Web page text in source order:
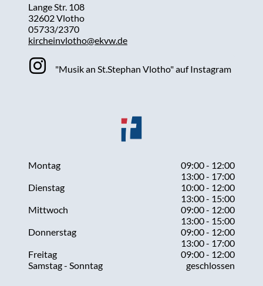
Lange Str. 108
32602 Vlotho
05733/2370
kircheinvlotho@ekvw.de
"Musik an St.Stephan Vlotho" auf Instagram
Montag
09:00 - 12:00
13:00 - 17:00
Dienstag
10:00 - 12:00
13:00 - 15:00
Mittwoch
09:00 - 12:00
13:00 - 15:00
Donnerstag
09:00 - 12:00
13:00 - 17:00
Freitag
09:00 - 12:00
Samstag - Sonntag
geschlossen